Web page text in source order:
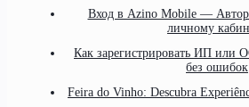
Вход в Azino Mobile —
личному
Как зарегистрировать ИП или
без ошибок
Feira do Vinho: Descubra